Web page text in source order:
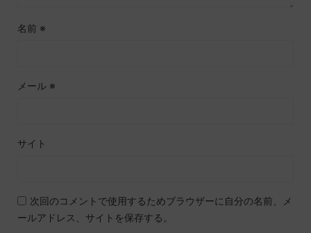
名前 ※
メール ※
サイト
次回のコメントで使用するためブラウザーに自分の名前、メ
ールアドレス、サイトを保存する。